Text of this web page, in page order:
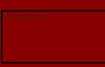
Veuillez patienter...